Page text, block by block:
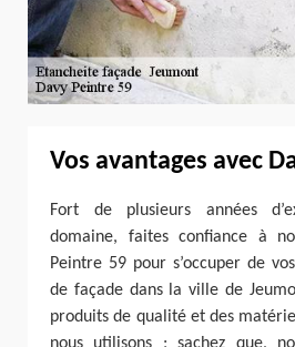
Vos avantages avec
Fort de plusieurs années
domaine, faites confiance à
Peintre 59 pour s’occuper de
de façade dans la ville de
produits de qualité et des
nous utilisons ; sachez que,